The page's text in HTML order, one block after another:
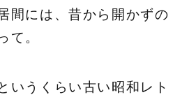
間には、昔から開かずの
て。
いうくらい古い昭和レト